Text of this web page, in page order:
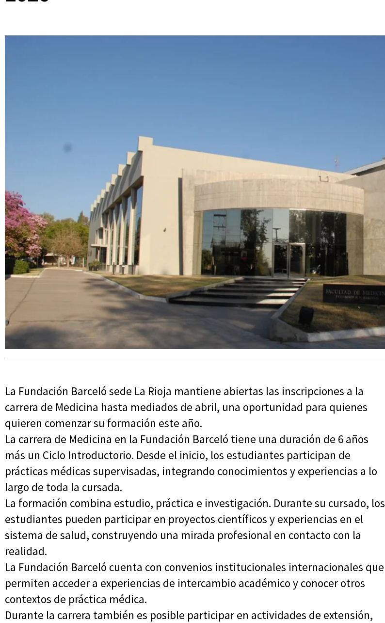
La Fundación Barceló sede La Rioja mantiene abiertas las inscripciones a la
carrera de Medicina hasta mediados de abril, una oportunidad para quienes
quieren comenzar su formación este año.
La carrera de Medicina en la Fundación Barceló tiene una duración de 6 años
más un Ciclo Introductorio. Desde el inicio, los estudiantes participan de
prácticas médicas supervisadas, integrando conocimientos y experiencias a lo
largo de toda la cursada.
La formación combina estudio, práctica e investigación. Durante su cursado, los
estudiantes pueden participar en proyectos científicos y experiencias en el
sistema de salud, construyendo una mirada profesional en contacto con la
realidad.
La Fundación Barceló cuenta con convenios institucionales internacionales que
permiten acceder a experiencias de intercambio académico y conocer otros
contextos de práctica médica.
Durante la carrera también es posible participar en actividades de extensión,